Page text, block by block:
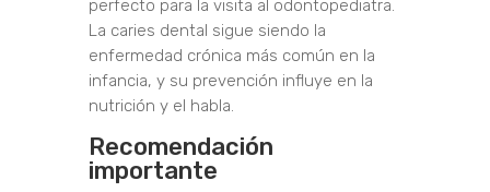
perfecto para la visita al odontopediatra.
La caries dental sigue siendo la
enfermedad crónica más común en la
infancia, y su prevención influye en la
nutrición y el habla.
Recomendación
importante